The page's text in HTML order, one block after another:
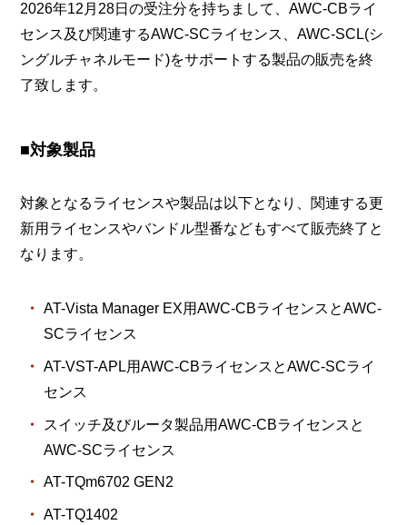
2026年12月28日の受注分を持ちまして、AWC-CBライ
センス及び関連するAWC-SCライセンス、AWC-SCL(シ
ングルチャネルモード)をサポートする製品の販売を終
了致します。
■対象製品
対象となるライセンスや製品は以下となり、関連する更
新用ライセンスやバンドル型番などもすべて販売終了と
なります。
AT-Vista Manager EX用AWC-CBライセンスとAWC-
SCライセンス
AT-VST-APL用AWC-CBライセンスとAWC-SCライ
センス
スイッチ及びルータ製品用AWC-CBライセンスと
AWC-SCライセンス
AT-TQm6702 GEN2
AT-TQ1402